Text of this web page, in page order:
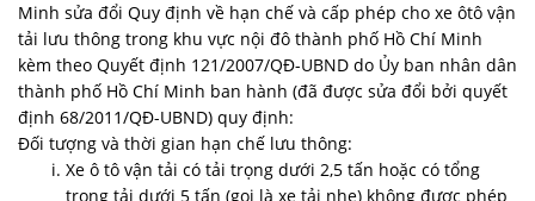
Minh sửa đổi Quy định về hạn chế và cấp phép cho xe ôtô vận
tải lưu thông trong khu vực nội đô thành phố Hồ Chí Minh
kèm theo Quyết định 121/2007/QĐ-UBND do Ủy ban nhân dân
thành phố Hồ Chí Minh ban hành (đã được sửa đổi bởi quyết
định 68/2011/QĐ-UBND) quy định:
Đối tượng và thời gian hạn chế lưu thông:
Xe ô tô vận tải có tải trọng dưới 2,5 tấn hoặc có tổng
trọng tải dưới 5 tấn (gọi là xe tải nhẹ) không được phép